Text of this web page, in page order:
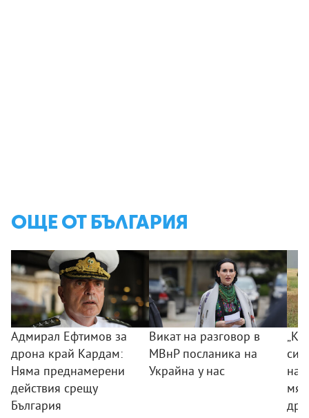
ОЩЕ ОТ БЪЛГАРИЯ
Адмирал Ефтимов за
дрона край Кардам:
Няма преднамерени
действия срещу
България
Викат на разговор в
МВнР посланика на
Украйна у нас
на